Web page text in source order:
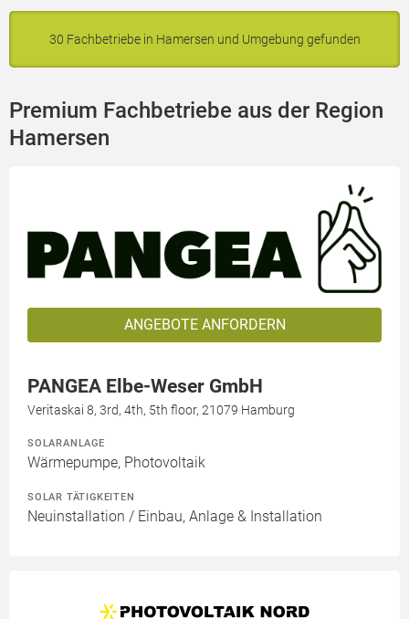
30 Fachbetriebe in Hamersen und Umgebung gefunden
Premium Fachbetriebe aus der Region
Hamersen
ANGEBOTE ANFORDERN
PANGEA Elbe-Weser GmbH
Veritaskai 8, 3rd, 4th, 5th floor, 21079 Hamburg
SOLARANLAGE
Wärmepumpe, Photovoltaik
SOLAR TÄTIGKEITEN
Neuinstallation / Einbau, Anlage & Installation